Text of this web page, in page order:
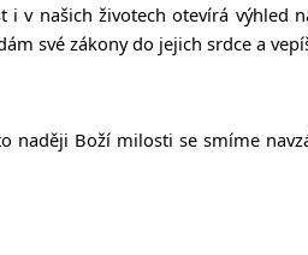
i v našich životech otevírá výhled
své zákony do jejich srdce a
naději Boží milosti se smíme